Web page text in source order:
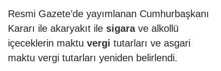
Resmi Gazete’de yayımlanan Cumhurbaşkanı
Kararı ile akaryakıt ile sigarave alkollü
içeceklerin maktu vergi tutarları ve asgari
maktu vergi tutarları yeniden belirlendi.